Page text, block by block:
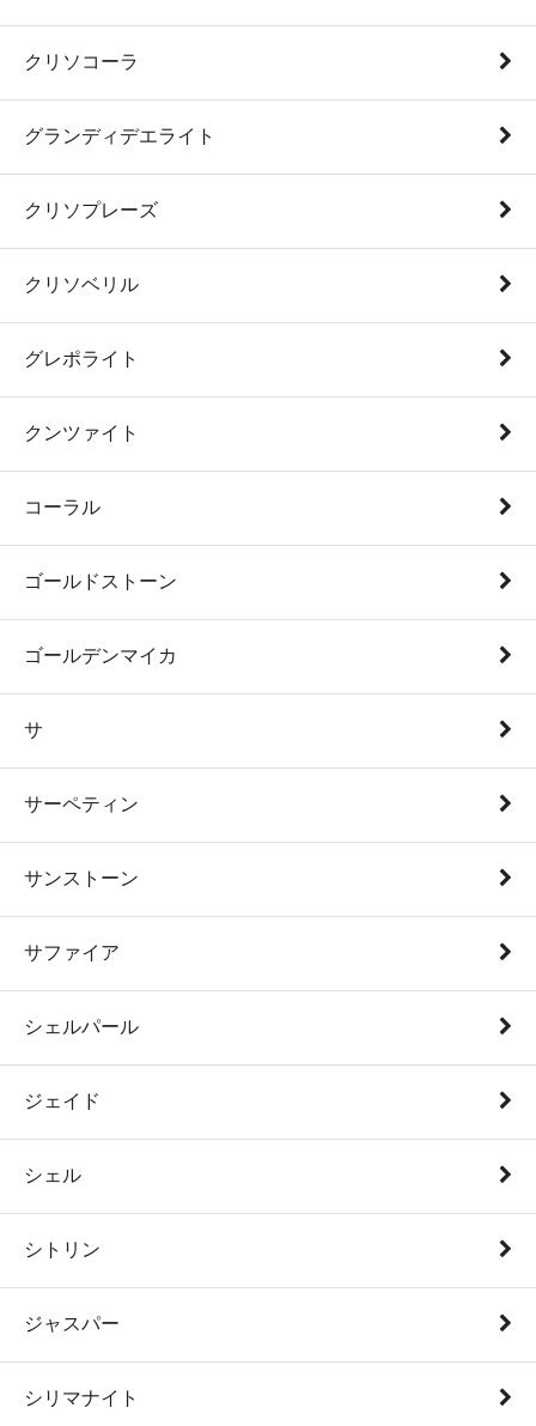
クリソコーラ
グランディデエライト
クリソプレーズ
クリソベリル
グレポライト
クンツァイト
コーラル
ゴールドストーン
ゴールデンマイカ
サ
サーペティン
サンストーン
サファイア
シェルパール
ジェイド
シェル
シトリン
ジャスパー
シリマナイト